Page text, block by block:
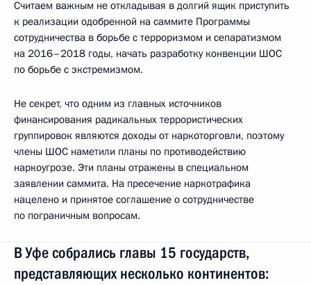
Считаем важным не откладывая в долгий ящик приступить
к реализации одобренной на саммите Программы
сотрудничества в борьбе с терроризмом и сепаратизмом
на 2016–2018 годы, начать разработку конвенции ШОС
по борьбе с экстремизмом.
Не секрет, что одним из главных источников
финансирования радикальных террористических
группировок являются доходы от наркоторговли, поэтому
члены ШОС наметили планы по противодействию
наркоугрозе. Эти планы отражены в специальном
заявлении саммита. На пресечение наркотрафика
нацелено и принятое соглашение о сотрудничестве
по пограничным вопросам.
В Уфе собрались главы 15 государств,
представляющих несколько континентов: